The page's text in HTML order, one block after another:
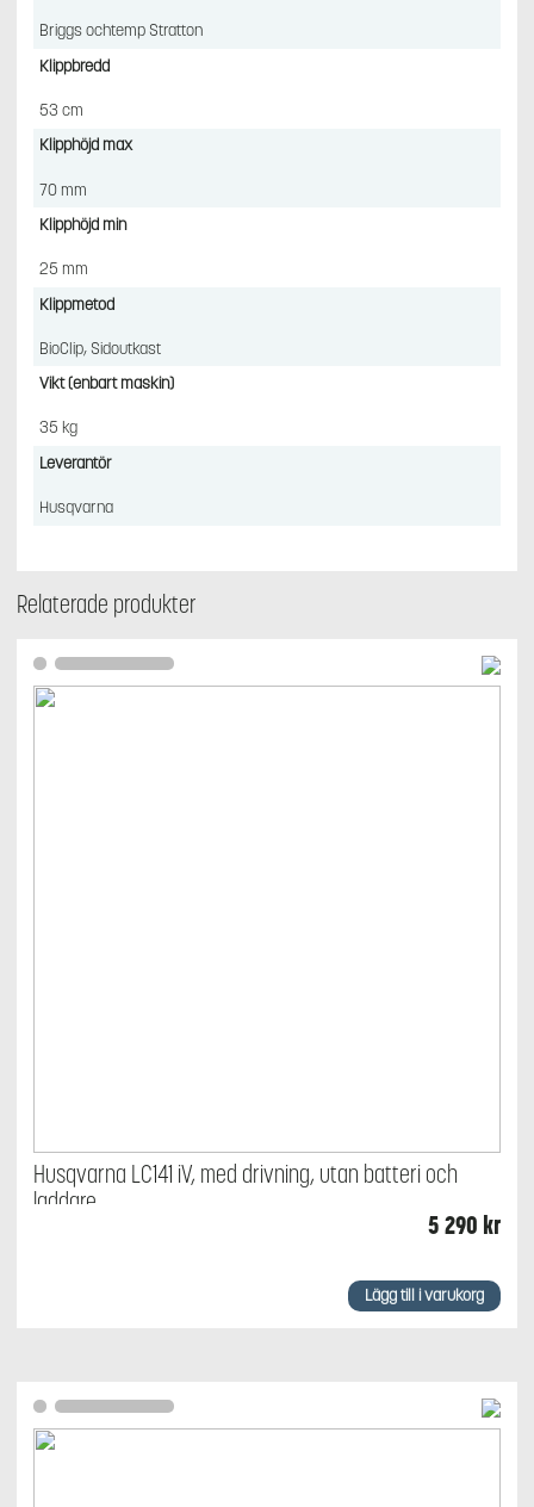
Briggs ochtemp Stratton
Klippbredd
53 cm
Klipphöjd max
70 mm
Klipphöjd min
25 mm
Klippmetod
BioClip, Sidoutkast
Vikt (enbart maskin)
35 kg
Leverantör
Husqvarna
Relaterade produkter
Husqvarna LC141 iV, med drivning, utan batteri och
laddare
5 290 kr
Lägg till i varukorg